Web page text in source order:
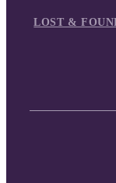
LOST &